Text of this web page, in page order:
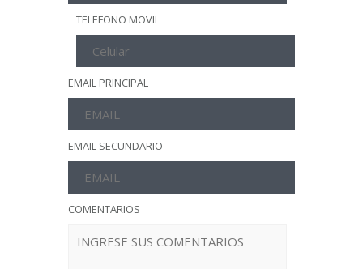
TELEFONO MOVIL
EMAIL PRINCIPAL
EMAIL SECUNDARIO
COMENTARIOS